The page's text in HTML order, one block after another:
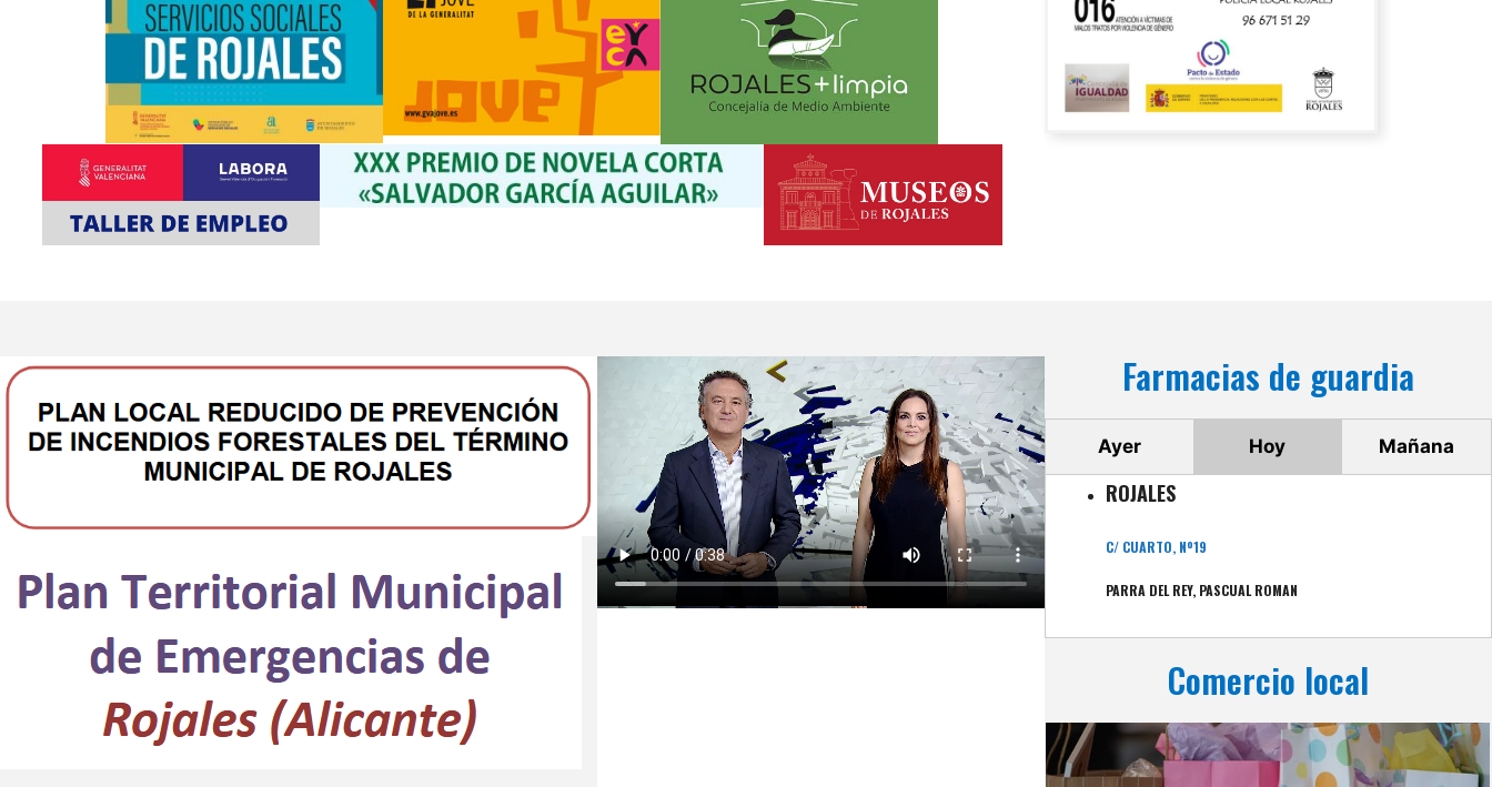
Farmacias de guardia
Ayer Hoy Mañana
ROJALES
C/ CUARTO, Nº19
PARRA DEL REY, PASCUAL ROMAN
Comercio local